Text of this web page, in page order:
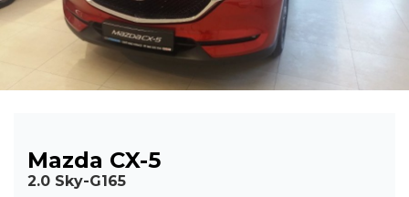
Mazda CX-5
2.0 Sky-G165